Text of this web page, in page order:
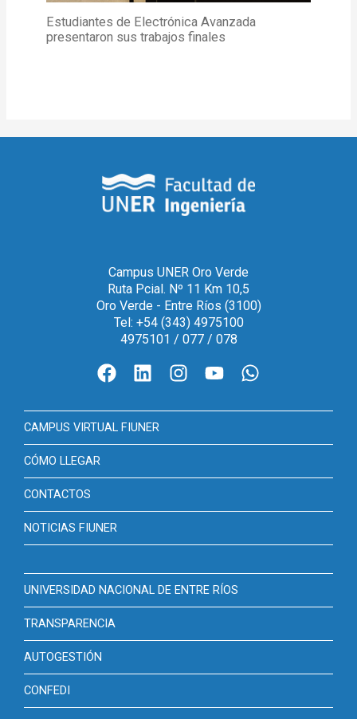
Estudiantes de Electrónica Avanzada
presentaron sus trabajos finales
Campus UNER Oro Verde
Ruta Pcial. Nº 11 Km 10,5
Oro Verde - Entre Ríos (3100)
Tel: +54 (343) 4975100
4975101 / 077 / 078
CAMPUS VIRTUAL FIUNER
CÓMO LLEGAR
CONTACTOS
NOTICIAS FIUNER
UNIVERSIDAD NACIONAL DE ENTRE RÍOS
TRANSPARENCIA
AUTOGESTIÓN
CONFEDI